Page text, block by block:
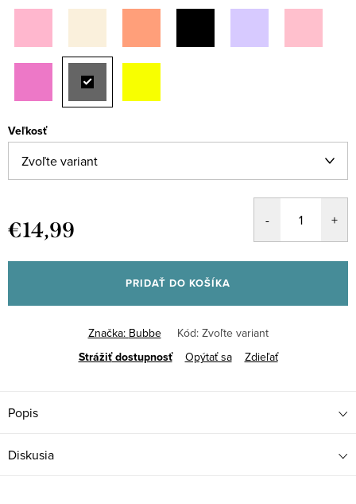
Veľkosť
€14,99
cena:
PRIDAŤ DO KOŠÍKA
Značka: Bubbe Kód: Zvoľte variant
Opýtať sa
Strážiť Zdieľať
Popis
Diskusia